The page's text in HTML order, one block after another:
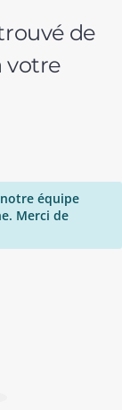
de
votre
équipe
Merci de